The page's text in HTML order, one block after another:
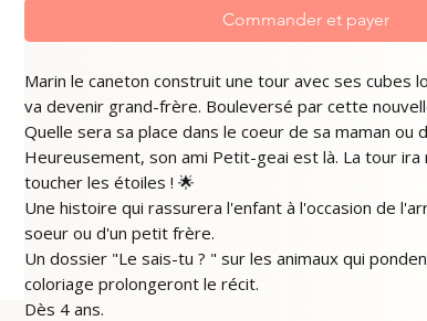
Commander et payer
Marin le caneton construit une tour avec ses cubes
va devenir grand-frère. Bouleversé par cette
Quelle sera sa place dans le coeur de sa maman ou
Heureusement, son ami Petit-geai est là. La tour ira
toucher les étoiles ! 🌟
Une histoire qui rassurera l'enfant à l'occasion de
soeur ou d'un petit frère.
Un dossier "Le sais-tu ? " sur les animaux qui
coloriage prolongeront le récit.
Dès 4 ans.